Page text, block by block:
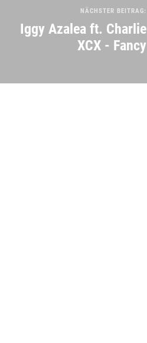
NÄCHSTER BEITRAG:
Iggy Azalea ft. Charlie
XCX - Fancy